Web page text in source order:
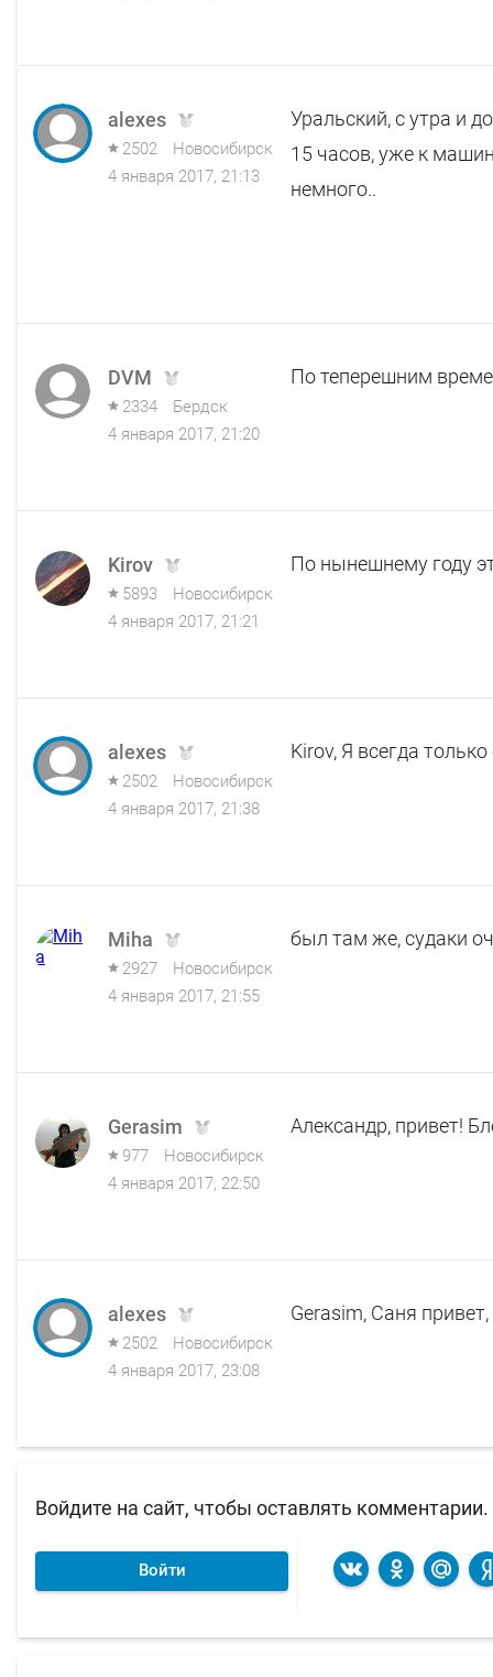
alexes
2502
Новосибирск
4 января 2017, 21:13
Уральский, c утра и
15 часов, уже к
немного..
DVM
2334
Бердск
4 января 2017, 21:20
По теперешним
Kirov
5893
Новосибирск
4 января 2017, 21:21
По нынешнему году
alexes
2502
Новосибирск
4 января 2017, 21:38
Kirov, Я всегда
Miha
2927
Новосибирск
4 января 2017, 21:55
был там же, судаки
Gerasim
977
Новосибирск
4 января 2017, 22:50
Александр, привет!
alexes
2502
Новосибирск
4 января 2017, 23:08
Gerasim, Саня привет,
Войдите на сайт, чтобы оставлять комментарии.
Войти